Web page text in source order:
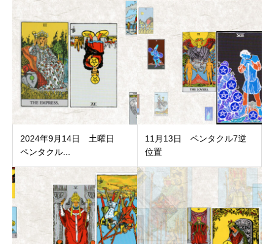
2024年9月14日 土曜日
ペンタクル...
11月13日 ペンタクル7逆
位置